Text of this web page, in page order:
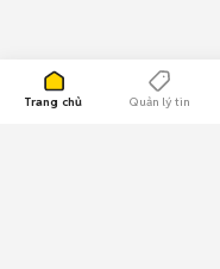
Trang chủ Quản lý tin